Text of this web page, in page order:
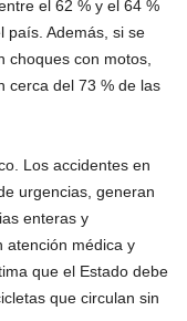
el 62 % y el 64 %
país. Además, si se
choques con motos,
cerca del 73 % de las
Los accidentes en
urgencias, generan
enteras y
atención médica y
que el Estado debe
que circulan sin